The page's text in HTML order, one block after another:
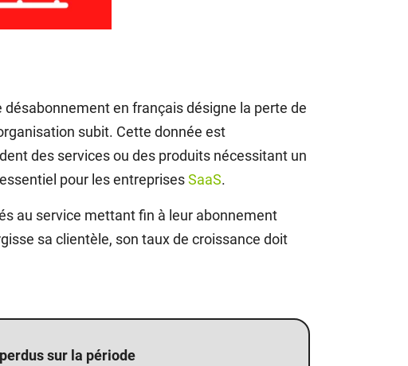
en français désigne la perte de
subit. Cette donnée est
des services ou des produits nécessitant un
pour les entreprisesSaaS.
au service mettant fin à leur abonnement
sa clientèle, son taux de croissance doit
sur la période